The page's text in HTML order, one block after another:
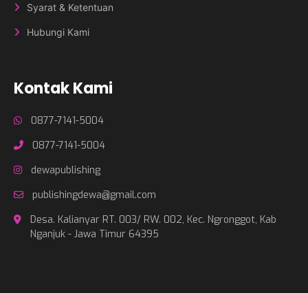
Syarat & Ketentuan
Hubungi Kami
Kontak Kami
0877-7141-5004
0877-7141-5004
dewapublishing
publishingdewa@gmail.com
Desa. Kalianyar RT. 003/ RW. 002, Kec. Ngronggot, Kab
Nganjuk - Jawa Timur 64395